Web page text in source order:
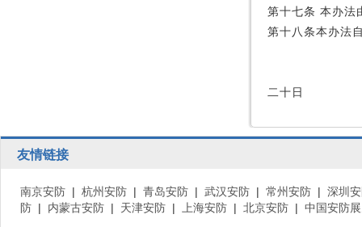
第十七条 本办法
第十八条本办法
二十日
友情链接
南京安防 | 杭州安防 | 青岛安防 | 武汉安防 | 常州安防 | 深圳
防 | 内蒙古安防 | 天津安防 | 上海安防 | 北京安防 | 中国安防